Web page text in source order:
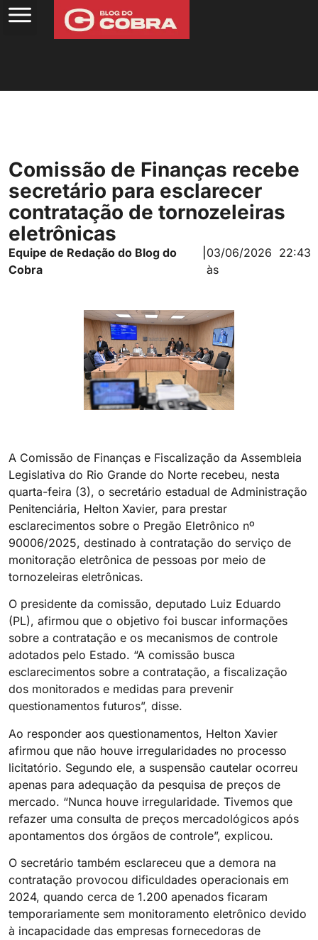
Comissão de Finanças recebe
secretário para esclarecer
contratação de tornozeleiras
eletrônicas
Equipe de Redação do Blog do
Cobra
03/06/2026
às
22:43
A Comissão de Finanças e Fiscalização da Assembleia
Legislativa do Rio Grande do Norte recebeu, nesta
quarta-feira (3), o secretário estadual de Administração
Penitenciária, Helton Xavier, para prestar
esclarecimentos sobre o Pregão Eletrônico nº
90006/2025, destinado à contratação do serviço de
monitoração eletrônica de pessoas por meio de
tornozeleiras eletrônicas.
O presidente da comissão, deputado Luiz Eduardo
(PL), afirmou que o objetivo foi buscar informações
sobre a contratação e os mecanismos de controle
adotados pelo Estado. “A comissão busca
esclarecimentos sobre a contratação, a fiscalização
dos monitorados e medidas para prevenir
questionamentos futuros”, disse.
Ao responder aos questionamentos, Helton Xavier
afirmou que não houve irregularidades no processo
licitatório. Segundo ele, a suspensão cautelar ocorreu
apenas para adequação da pesquisa de preços de
mercado. “Nunca houve irregularidade. Tivemos que
refazer uma consulta de preços mercadológicos após
apontamentos dos órgãos de controle”, explicou.
O secretário também esclareceu que a demora na
contratação provocou dificuldades operacionais em
2024, quando cerca de 1.200 apenados ficaram
temporariamente sem monitoramento eletrônico devido
à incapacidade das empresas fornecedoras de